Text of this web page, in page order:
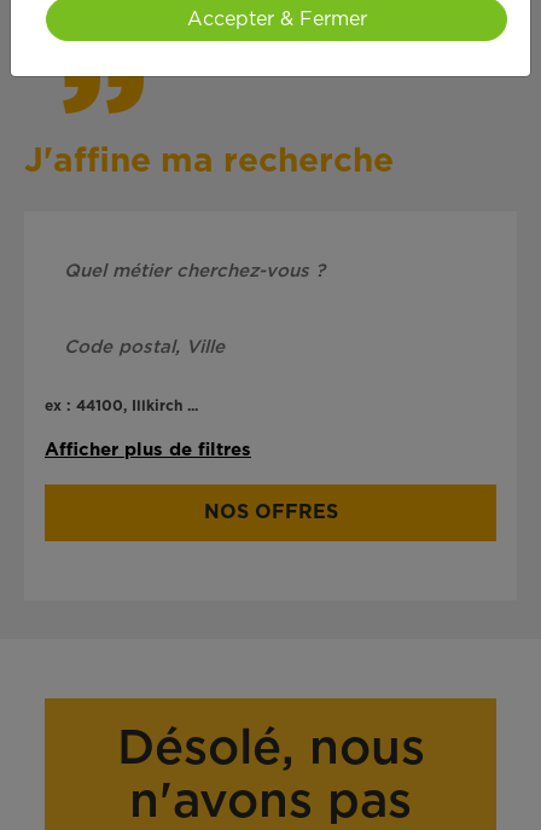
J'affine ma recherche
ex : 44100, Illkirch ...
Afficher plus de filtres
NOS OFFRES
Désolé, nous
n'avons pas
Accepter & Fermer